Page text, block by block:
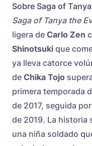
Sobre Saga of
Saga of Tanya the
ligera de Carlo Zen
Shinotsuki que
ya lleva catorce
de Chika Tojo
primera temporada
de 2017, seguida
de 2019. La historia
una niña soldado